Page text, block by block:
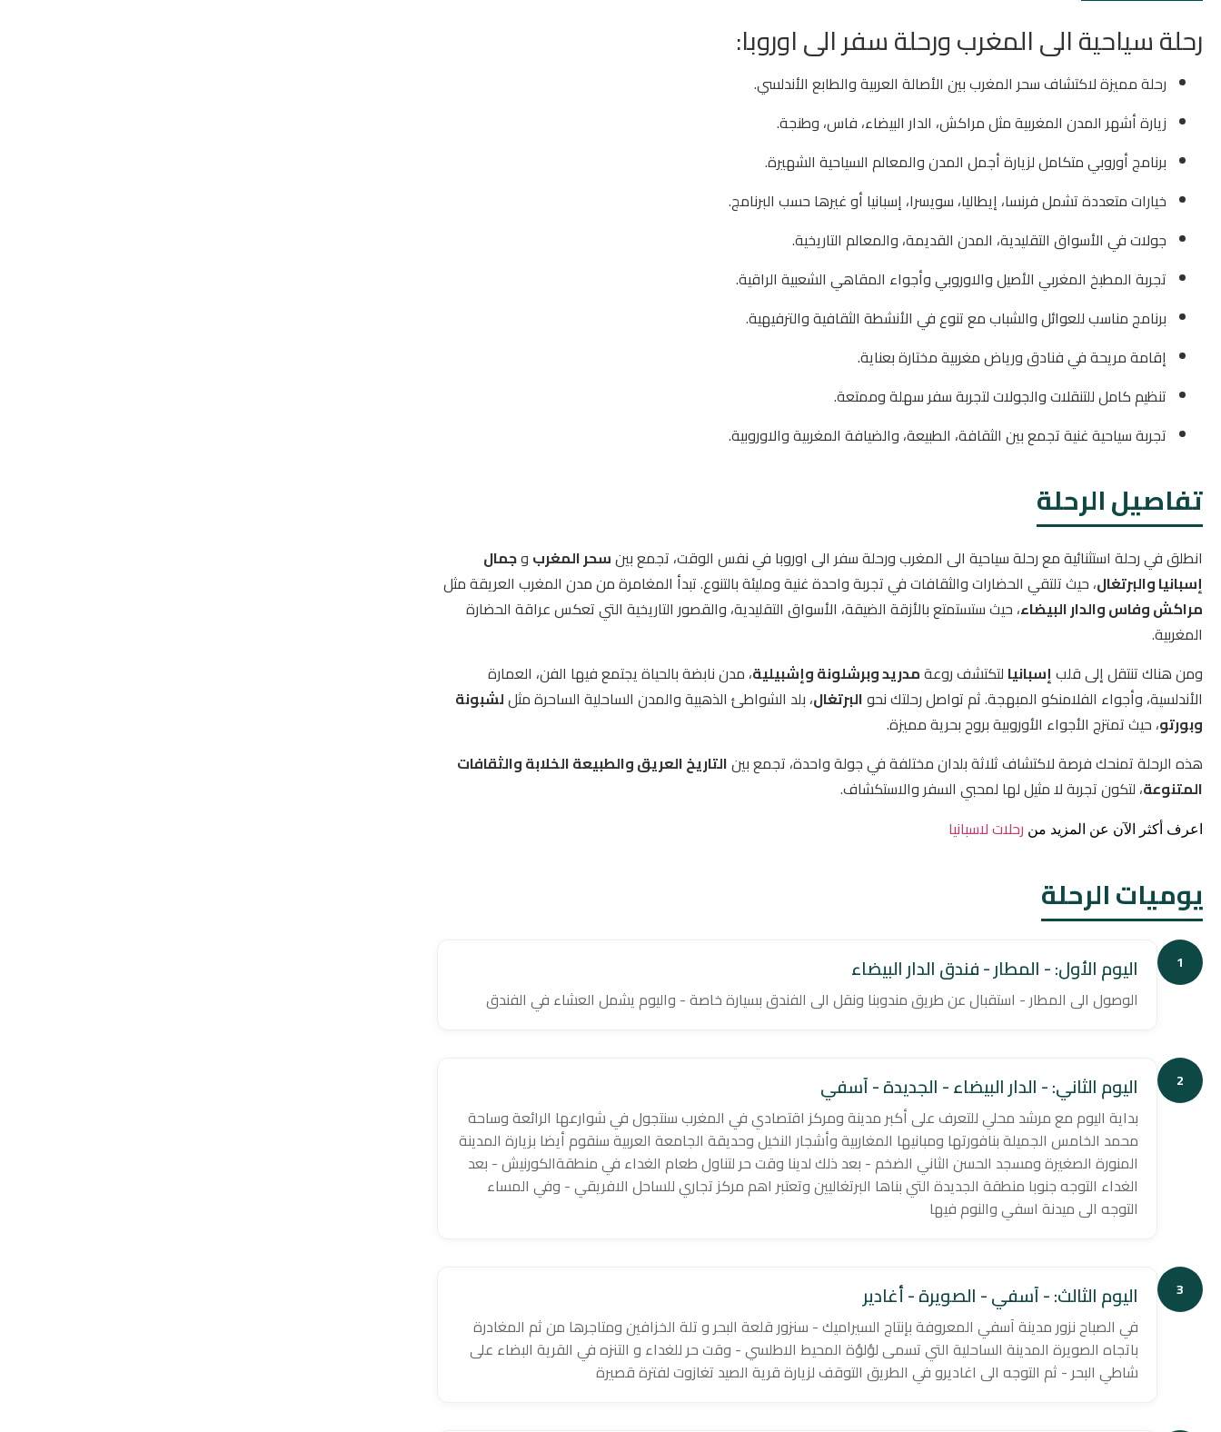
رحلة سياحية الى المغرب ورحلة سفر الى اوروبا:
رحلة مميزة لاكتشاف سحر المغرب بين الأصالة العربية والطابع الأندلسي.
زيارة أشهر المدن المغربية مثل مراكش، الدار البيضاء، فاس، وطنجة.
برنامج أوروبي متكامل لزيارة أجمل المدن والمعالم السياحية الشهيرة.
خيارات متعددة تشمل فرنسا، إيطاليا، سويسرا، إسبانيا أو غيرها حسب البرنامج.
جولات في الأسواق التقليدية، المدن القديمة، والمعالم التاريخية.
تجربة المطبخ المغربي الأصيل والاوروبي وأجواء المقاهي الشعبية الراقية.
برنامج مناسب للعوائل والشباب مع تنوع في الأنشطة الثقافية والترفيهية.
إقامة مريحة في فنادق ورياض مغربية مختارة بعناية.
تنظيم كامل للتنقلات والجولات لتجربة سفر سهلة وممتعة.
تجربة سياحية غنية تجمع بين الثقافة، الطبيعة، والضيافة المغربية والاوروبية.
تفاصيل الرحلة
انطلق في رحلة استثنائية مع رحلة سياحية الى المغرب ورحلة سفر الى اوروبا في نفس الوقت، تجمع بينسحر المغرب وجمال
إسبانيا والبرتغال، حيث تلتقي الحضارات والثقافات في تجربة واحدة غنية ومليئة بالتنوع. تبدأ المغامرة من مدن المغرب العريقة مثل
مراكش وفاس والدار البيضاء، حيث ستستمتع بالأزقة الضيقة، الأسواق التقليدية، والقصور التاريخية التي تعكس عراقة الحضارة
المغربية.
ومن هناك تنتقل إلى قلبإسبانيا لتكتشف روعةمدريد وبرشلونة وإشبيلية، مدن نابضة بالحياة يجتمع فيها الفن، العمارة
الأندلسية، وأجواء الفلامنكو المبهجة. ثم تواصل رحلتك نحوالبرتغال، بلد الشواطئ الذهبية والمدن الساحلية الساحرة مثللشبونة
وبورتو، حيث تمتزج الأجواء الأوروبية بروح بحرية مميزة.
هذه الرحلة تمنحك فرصة لاكتشاف ثلاثة بلدان مختلفة في جولة واحدة، تجمع بينالتاريخ العريق والطبيعة الخلابة والثقافات
المتنوعة، لتكون تجربة لا مثيل لها لمحبي السفر والاستكشاف.
اعرف أكثر الآن عن المزيد من رحلات لاسبانيا
يوميات الرحلة
1 اليوم الأول: - المطار - فندق الدار البيضاء
الوصول الى المطار - استقبال عن طريق مندوبنا ونقل الى الفندق بسيارة خاصة - واليوم يشمل العشاء في الفندق
2 اليوم الثاني: - الدار البيضاء - الجديدة - آسفي
بداية اليوم مع مرشد محلي للتعرف على أكبر مدينة ومركز اقتصادي في المغرب سنتجول في شوارعها الرائعة وساحة
محمد الخامس الجميلة بنافورتها ومبانيها المغاربية وأشجار النخيل وحديقة الجامعة العربية سنقوم أيضا بزيارة المدينة
المنورة الصغيرة ومسجد الحسن الثاني الضخم - بعد ذلك لدينا وقت حر لتناول طعام الغداء في منطقةالكورنيش - بعد
الغداء التوجه جنوبا منطقة الجديدة التي بناها البرتغاليين وتعتبر اهم مركز تجاري للساحل الافريقي - وفي المساء
التوجه الى ميدنة اسفي والنوم فيها
3 اليوم الثالث: - آسفي - الصويرة - أغادير
في الصباح نزور مدينة آسفي المعروفة بإنتاج السيراميك - سنزور قلعة البحر و تلة الخزافين ومتاجرها من ثم المغادرة
باتجاه الصويرة المدينة الساحلية التي تسمى لؤلؤة المحيط الاطلسي - وقت حر للغداء و التنزه في القرية البضاء على
شاطي البحر - ثم التوجه الى اغاديرو في الطريق التوقف لزيارة قرية الصيد تغازوت لفترة قصيرة